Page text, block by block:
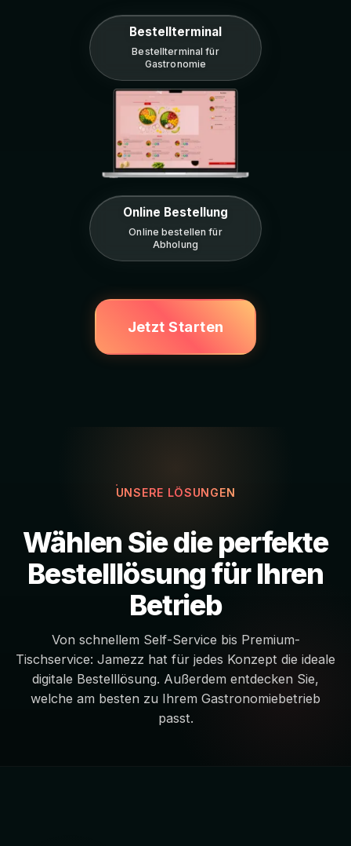
Bestellterminal
Bestellterminal für
Gastronomie
Online Bestellung
Online bestellen für
Abholung
Jetzt Starten
UNSERE LÖSUNGEN
Wählen Sie die perfekte
Bestelllösung für Ihren
Betrieb
Von schnellem Self-Service bis Premium-
Tischservice: Jamezz hat für jedes Konzept die ideale
digitale Bestelllösung. Außerdem entdecken Sie,
welche am besten zu Ihrem Gastronomiebetrieb
passt.